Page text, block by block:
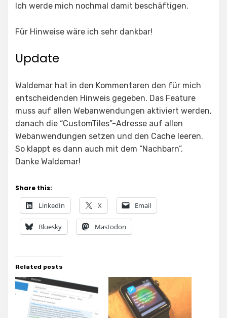
Ich werde mich nochmal damit beschäftigen.
Für Hinweise wäre ich sehr dankbar!
Update
Waldemar hat in den Kommentaren den für mich
entscheidenden Hinweis gegeben. Das Feature
muss auf allen Webanwendungen aktiviert werden,
danach die “CustomTiles”-Adresse auf allen
Webanwendungen setzen und den Cache leeren.
So klappt es dann auch mit dem “Nachbarn”.
Danke Waldemar!
Share this:
LinkedIn X Email
Bluesky Mastodon
Related posts